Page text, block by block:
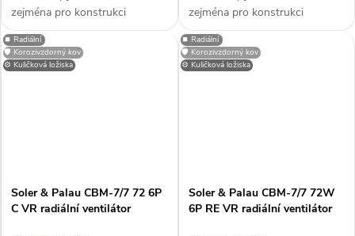
zejména pro konstrukci
klimatizačních a větracích
jednotek, dveřních a vratových
clon, případně dalších
zejména pro konstrukci
klimatizačních a větracích
jednotek, dveřních a vratových
clon, případně dalších
⚙️ Kuličková ložiska
⏹️ Radiální
🛡️ Korozivzdorný kov
Soler & Palau CBM-7/7 72 6P
C VR radiální ventilátor
⚙️ Kuličková ložiska
⏹️ Radiální
🛡️ Korozivzdorný kov
Soler & Palau CBM-7/7 72W
6P RE VR radiální ventilátor